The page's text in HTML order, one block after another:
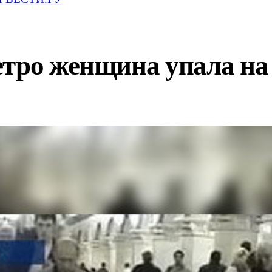
женщина упала